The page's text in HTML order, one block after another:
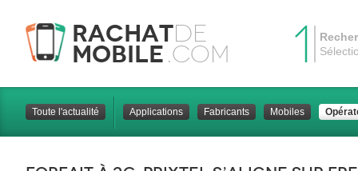
Rachatde
Mobile .com 1
Toute l'actualité Applications Fabricants Mobiles